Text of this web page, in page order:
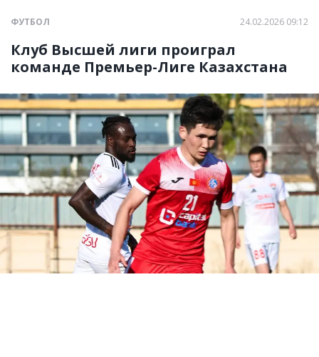
ФУТБОЛ 24.02.2026 09:12
Клуб Высшей лиги проиграл
команде Премьер-Лиге Казахстана